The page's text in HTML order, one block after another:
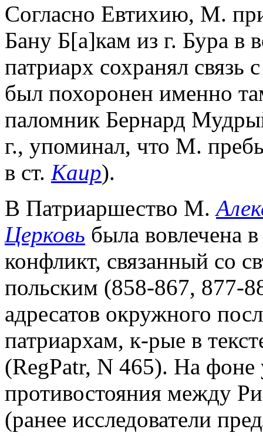
Согласно Евтихию, М.
Бану Б[а]кам из г. Бура в
патриарх сохранял
был похоронен именно
паломник Бернард
г., упоминал, что М.
в ст. Каир).
В Патриаршество М.
Церковь была вовлечена
конфликт, связанный со
польским (858-867, 877-
адресатов окружного
патриархам, к-рые в
(RegPatr, N 465). На фоне
противостояния между
(ранее исследователи